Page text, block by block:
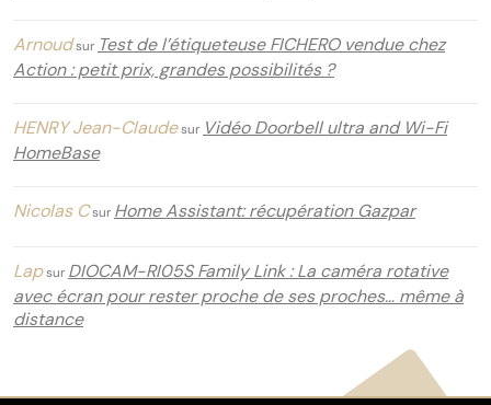
Arnoudsur Test de l’étiqueteuse FICHERO vendue chez
Action : petit prix, grandes possibilités ?
HENRY Jean-Claudesur Vidéo Doorbell ultra and Wi-Fi
HomeBase
Nicolas Csur Home Assistant: récupération Gazpar
Lapsur DIOCAM-RI05S Family Link : La caméra rotative
avec écran pour rester proche de ses proches… même à
distance